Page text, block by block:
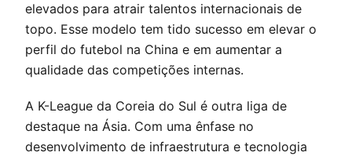
elevados para atrair talentos internacionais de
topo. Esse modelo tem tido sucesso em elevar o
perfil do futebol na China e em aumentar a
qualidade das competições internas.
A K-League da Coreia do Sul é outra liga de
destaque na Ásia. Com uma ênfase no
desenvolvimento de infraestrutura e tecnologia